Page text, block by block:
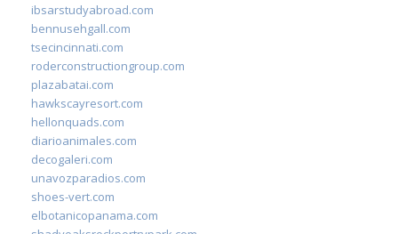
ibsarstudyabroad.com
bennusehgall.com
tsecincinnati.com
roderconstructiongroup.com
plazabatai.com
hawkscayresort.com
hellonquads.com
diarioanimales.com
decogaleri.com
unavozparadios.com
shoes-vert.com
elbotanicopanama.com